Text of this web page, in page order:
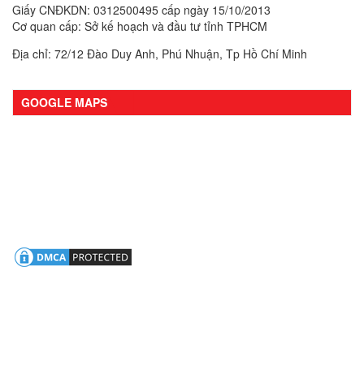
Giấy CNĐKDN: 0312500495 cấp ngày 15/10/2013
Cơ quan cấp: Sở kế hoạch và đầu tư tỉnh TPHCM
Địa chỉ: 72/12 Đào Duy Anh, Phú Nhuận, Tp Hồ Chí Minh
GOOGLE MAPS